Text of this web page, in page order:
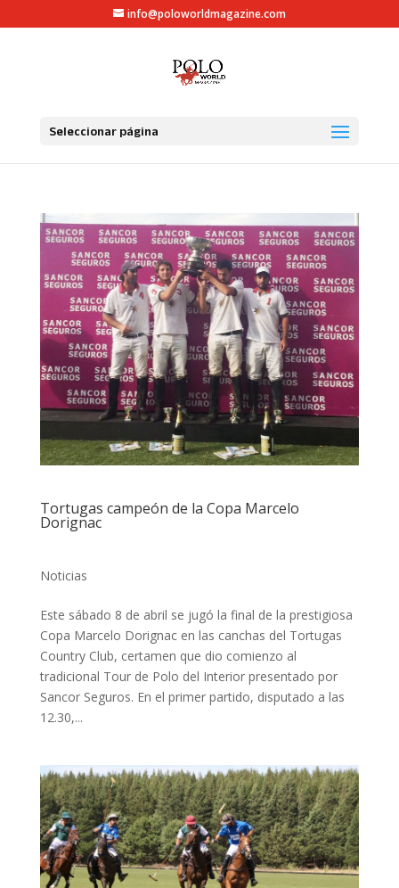
info@poloworldmagazine.com
Seleccionar página
Tortugas campeón de la Copa Marcelo
Dorignac
Noticias
Este sábado 8 de abril se jugó la final de la prestigiosa
Copa Marcelo Dorignac en las canchas del Tortugas
Country Club, certamen que dio comienzo al
tradicional Tour de Polo del Interior presentado por
Sancor Seguros. En el primer partido, disputado a las
12.30,...